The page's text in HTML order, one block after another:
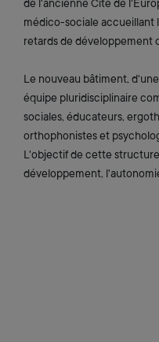
de l'ancienne Cité de
médico-sociale accueillant
retards de développement
Le nouveau bâtiment,
équipe pluridisciplinaire
sociales, éducateurs,
orthophonistes et
L'objectif de cette
développement,